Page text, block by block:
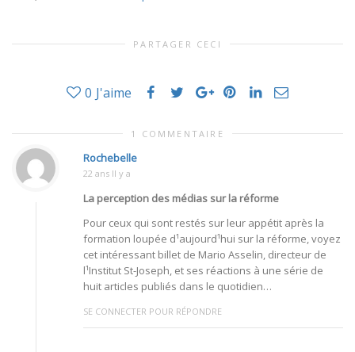
PARTAGER CECI
0 J'aime
1 COMMENTAIRE
Rochebelle
22 ans Il y a
La perception des médias sur la réforme
Pour ceux qui sont restés sur leur appétit après la
formation loupée d¹aujourd¹hui sur la réforme, voyez
cet intéressant billet de Mario Asselin, directeur de
l¹Institut St-Joseph, et ses réactions à une série de
huit articles publiés dans le quotidien…
SE CONNECTER POUR RÉPONDRE